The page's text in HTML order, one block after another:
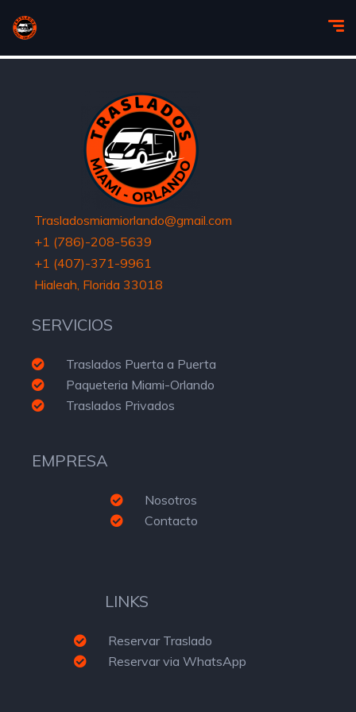
Trasladosmiamiorlando@gmail.com
+1 (786)-208-5639
+1 (407)-371-9961
Hialeah, Florida 33018
SERVICIOS
Traslados Puerta a Puerta
Paqueteria Miami-Orlando
Traslados Privados
EMPRESA
Nosotros
Contacto
LINKS
Reservar Traslado
Reservar via WhatsApp